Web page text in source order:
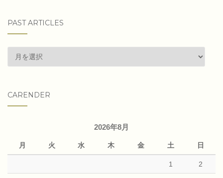
PAST ARTICLES
past
articles
CARENDER
2026年8月
月 火 水 木 金 土 日
1 2